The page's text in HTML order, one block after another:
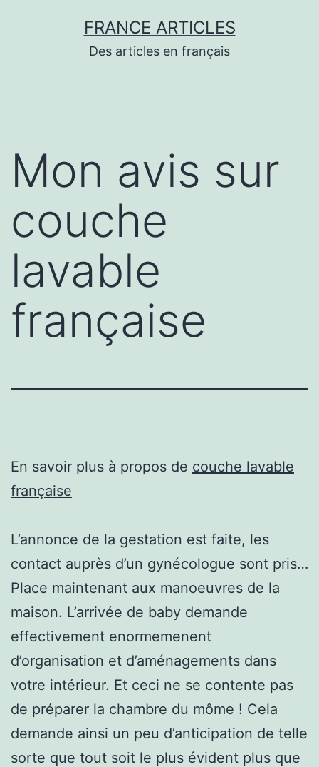
FRANCE ARTICLES
Des articles en français
Mon avis sur
couche
lavable
française
En savoir plus à propos de couche lavable
française
L’annonce de la gestation est faite, les
contact auprès d’un gynécologue sont pris…
Place maintenant aux manoeuvres de la
maison. L’arrivée de baby demande
effectivement enormemenent
d’organisation et d’aménagements dans
votre intérieur. Et ceci ne se contente pas
de préparer la chambre du môme ! Cela
demande ainsi un peu d’anticipation de telle
sorte que tout soit le plus évident plus que